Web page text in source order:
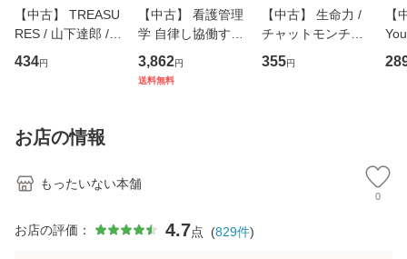
【中古】 TREASU
RES / 山下達郎 /
イーストウエス
ト・ジャパン [CD]
434円
【中古】 看護管理
学 自律し協働する
専門職の看護マネ
ジメントスキル 改
3,862円
送料無料
【中古】 生命力 /
チャットモンチー /
キューンレコード
[CD]【メール便送
355円
【
のが
お店の情報
もったいない本舗
0
お店の評価： 4.7点 (829件)